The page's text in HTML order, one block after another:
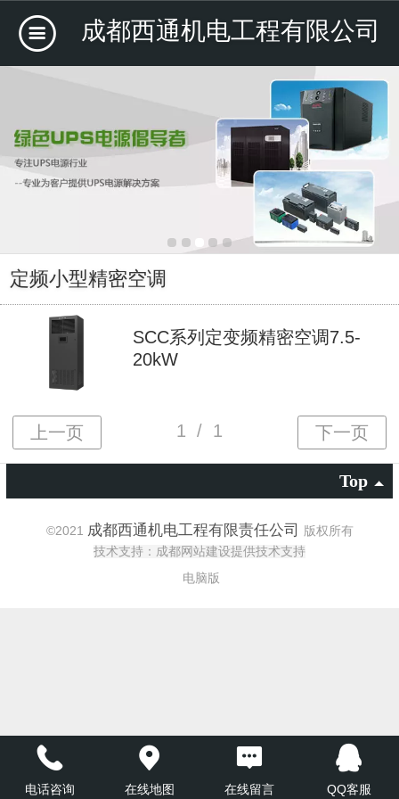
成都西通机电工程有限公司
定频小型精密空调
SCC系列定变频精密空调7.5-
20kW
Top
©2021 成都西通机电工程有限责任公司 版权所有
技术支持：成都网站建设提供技术支持
电脑版
电话咨询 在线地图 在线留言 QQ客服